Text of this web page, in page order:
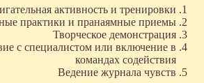
активность и тренировки
практики и пранаямные приемы
Творческое демонстрация
с специалистом или включение в
командах содействия
Ведение журнала чувств